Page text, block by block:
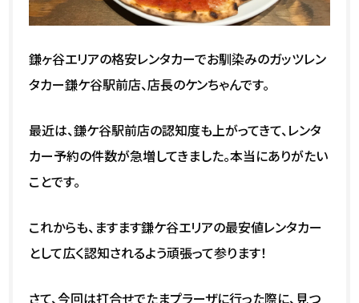
鎌ヶ谷エリアの格安レンタカーでお馴染みのガッツレン
タカー鎌ケ谷駅前店、店長のケンちゃんです。
最近は、鎌ケ谷駅前店の認知度も上がってきて、レンタ
カー予約の件数が急増してきました。本当にありがたい
ことです。
これからも、ますます鎌ケ谷エリアの最安値レンタカー
として広く認知されるよう頑張って参ります！
さて、今回は打合せでたまプラーザに行った際に、見つ